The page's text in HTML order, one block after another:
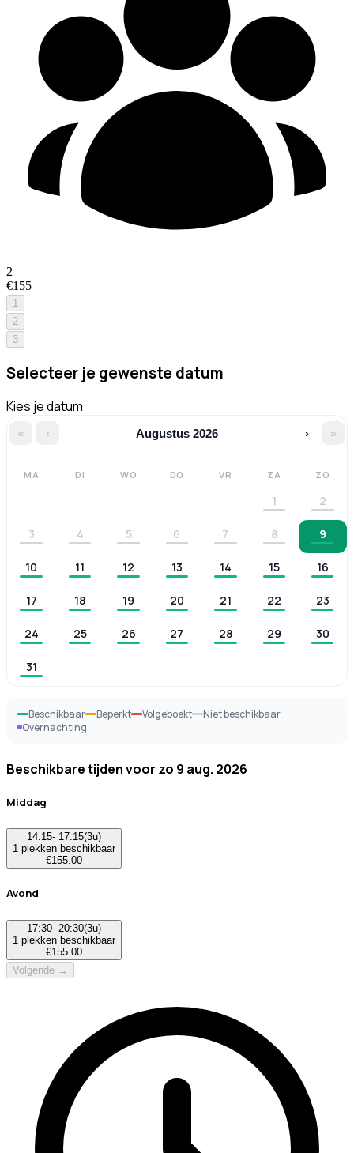
2
€155
1
2
3
Selecteer je gewenste datum
Kies je datum
« ‹ Augustus 2026 › »
MA DI WO DO VR ZA ZO
1 2
3 4 5 6 7 8 9
10 11 12 13 14 15 16
17 18 19 20 21 22 23
24 25 26 27 28 29 30
31
Beschikbaar Beperkt Volgeboekt
Niet beschikbaar
Overnachting
Beschikbare tijden voor zo 9 aug. 2026
Middag
14:15- 17:15(3u)
1 plekken beschikbaar
€155.00
Avond
17:30- 20:30(3u)
1 plekken beschikbaar
€155.00
Volgende →